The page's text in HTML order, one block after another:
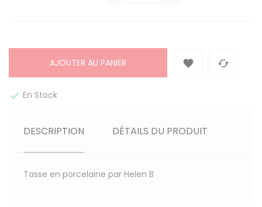
AJOUTER AU PANIER  
 En Stock
DESCRIPTION DÉTAILS DU PRODUIT
Tasse en porcelaine par Helen B